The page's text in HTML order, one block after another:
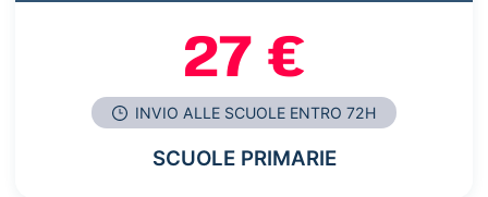
27 €
INVIO ALLE SCUOLE ENTRO 72H
SCUOLE PRIMARIE